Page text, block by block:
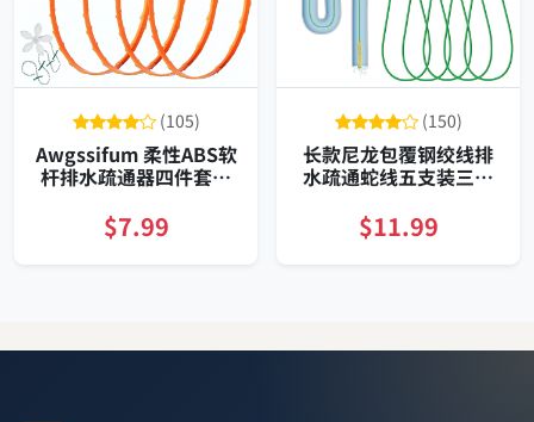
(105)
Awgssifum 柔性ABS软
杆排水疏通器四件套适
弯头清理
$7.99
(150)
长款尼龙包覆钢绞线排
水疏通蛇线五支装三十
越
$11.99